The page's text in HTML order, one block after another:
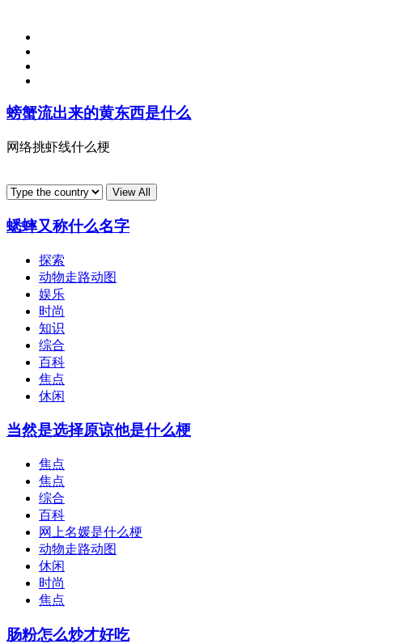
螃蟹流出来的黄东西是什么
网络挑虾线什么梗
蟋蟀又称什么名字
探索
动物走路动图
娱乐
时尚
知识
综合
百科
焦点
休闲
当然是选择原谅他是什么梗
焦点
焦点
综合
百科
网上名媛是什么梗
动物走路动图
休闲
时尚
焦点
肠粉怎么炒才好吃